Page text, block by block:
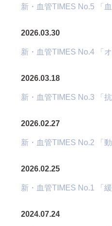
新・血管TIMES No.5 「
2026.03.30
新・血管TIMES No.4 「
2026.03.18
新・血管TIMES No.3 「
2026.02.27
新・血管TIMES No.2 「
2026.02.25
新・血管TIMES No.1 「
2024.07.24